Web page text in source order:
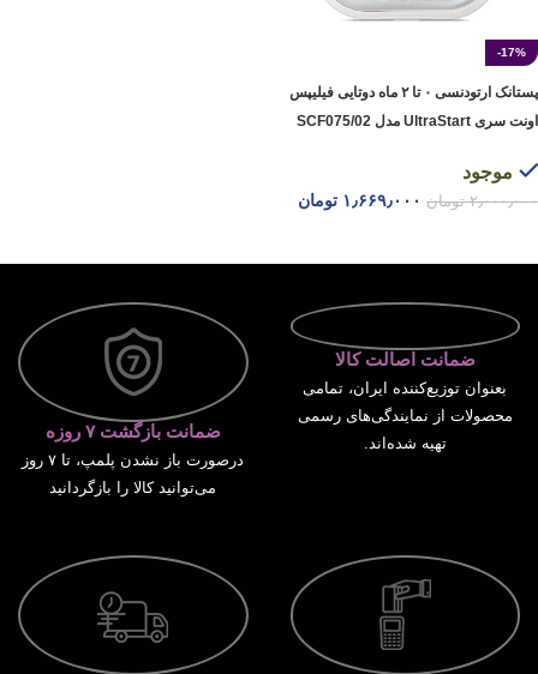
-17%
پستانک ارتودنسی ۰ تا ۲ ماه دوتایی فیلیپس
اونت سری UltraStart مدل SCF075/02
موجود
۲٫۰۰۰٫۰۰۰ تومان ۱٫۶۶۹٫۰۰۰ تومان
ضمانت اصالت کالا
بعنوان توزیع‌کننده ایران، تمامی
محصولات از نمایندگی‌های رسمی
تهیه شده‌اند.
ضمانت بازگشت ۷ روزه
درصورت باز نشدن پلمپ، تا ۷ روز
می‌توانید کالا را بازگردانید